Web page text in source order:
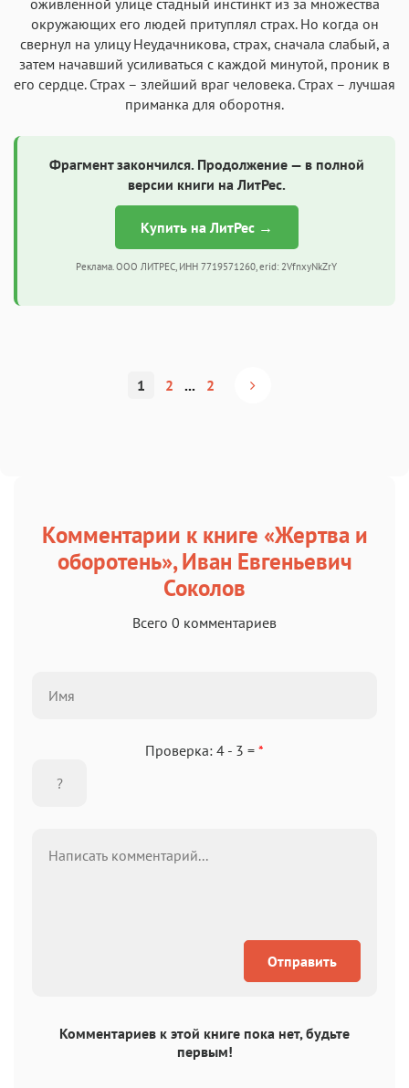
окружающих его людей притуплял страх. Но когда он
свернул на улицу Неудачникова, страх, сначала слабый, а
затем начавший усиливаться с каждой минутой, проник в
его сердце. Страх – злейший враг человека. Страх – лучшая
приманка для оборотня.
Фрагмент закончился. Продолжение — в полной
версии книги на ЛитРес.
Купить на ЛитРес →
Реклама. ООО ЛИТРЕС, ИНН 7719571260, erid: 2VfnxyNkZrY
1 2 ... 2
Комментарии к книге «Жертва и
оборотень», Иван Евгеньевич
Соколов
Всего 0 комментариев
Проверка: 4 - 3 = *
Отправить
Комментариев к этой книге пока нет, будьте
первым!